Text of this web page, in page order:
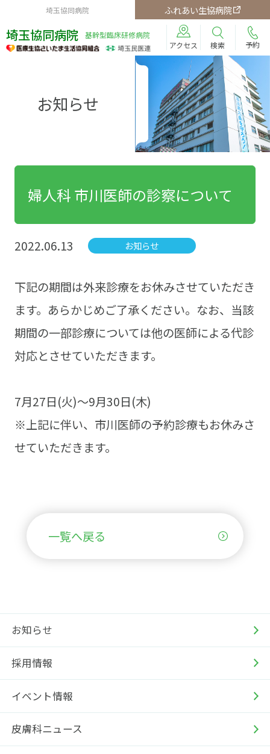
埼玉協同病院 ふれあい生協病院
埼玉協同病院
基幹型臨床研修病院
アクセス
検索 予約
お知らせ
お知らせ
採用情報
イベント情報
皮膚科ニュース
婦人科 市川医師の診察について
2022.06.13 お知らせ
下記の期間は外来診療をお休みさせていただき
ます。あらかじめご了承ください。なお、当該
期間の一部診療については他の医師による代診
対応とさせていただきます。
7月27日(火)～9月30日(木)
※上記に伴い、市川医師の予約診療もお休みさ
せていただきます。
一覧へ戻る